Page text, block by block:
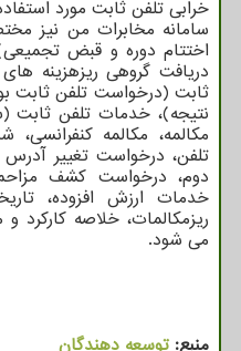
خرابی تلفن ثابت مورد
سامانه مخابرات من نیز
اختتام دوره و قبض
دریافت گروهی ریزهزینه
ثابت (درخواست تلفن ثابت
نتیجه)، خدمات تلفن ثابت
مکالمه، مکالمه
تلفن، درخواست تغییر
خدمات ارزش افزوده،
ریزمکالمات، خلاصه
می شود.